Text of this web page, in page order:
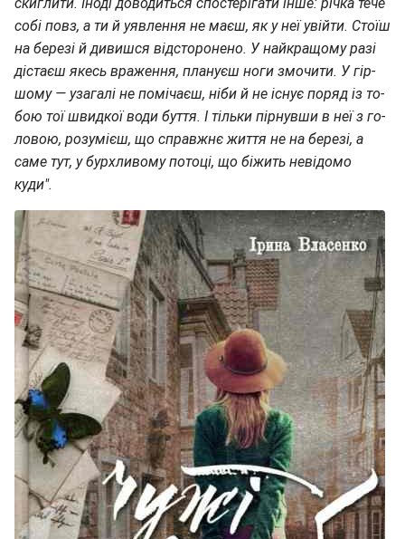
собі повз, а ти й уявлення не маєш, як у неї увійти. Стоїш
на березі й дивишся відсторонено. У найкращому разі
дістаєш якесь враження, плануєш ноги змочити. У гір­
шому — узагалі не помічаєш, ніби й не існує поряд із то­
бою тої швидкої води буття. І тільки пірнувши в неї з го­
ловою, розумієш, що справжнє життя не на березі, а
саме тут, у бурхливому потоці, що біжить невідомо
куди".